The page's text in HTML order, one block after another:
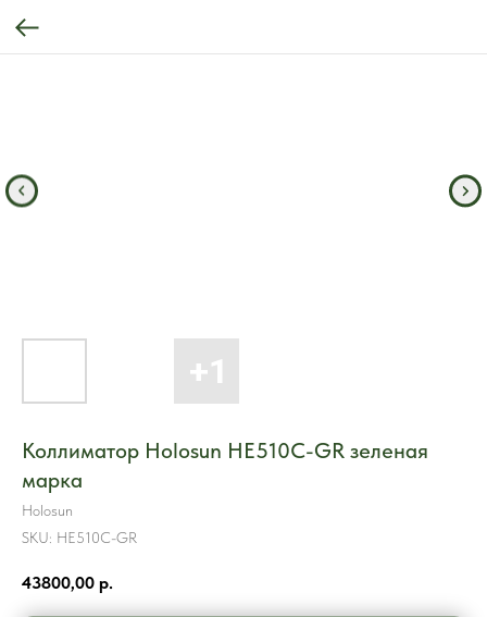
Коллиматор Holosun HE510C-GR зеленая
марка
Holosun
SKU: HE510C-GR
43800,00 р.